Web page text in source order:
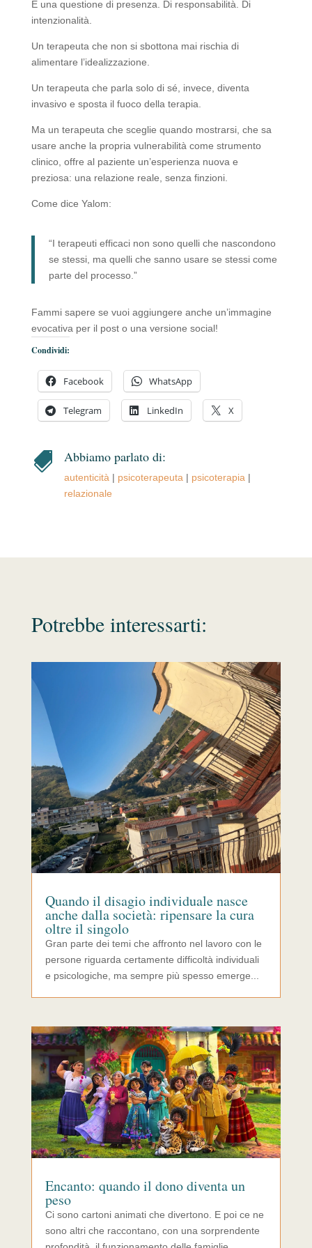
È una questione di presenza. Di responsabilità. Di
intenzionalità.
Un terapeuta che non si sbottona mai rischia di
alimentare l’idealizzazione.
Un terapeuta che parla solo di sé, invece, diventa
invasivo e sposta il fuoco della terapia.
Ma un terapeuta che sceglie quando mostrarsi, che sa
usare anche la propria vulnerabilità come strumento
clinico, offre al paziente un’esperienza nuova e
preziosa: una relazione reale, senza finzioni.
Come dice Yalom:
“I terapeuti efficaci non sono quelli che nascondono
se stessi, ma quelli che sanno usare se stessi come
parte del processo.”
Fammi sapere se vuoi aggiungere anche un’immagine
evocativa per il post o una versione social!
Condividi:
Facebook WhatsApp
Telegram LinkedIn X
 Abbiamo parlato di:
autenticità | psicoterapeuta | psicoterapia |
relazionale
Potrebbe interessarti:
Quando il disagio individuale nasce
anche dalla società: ripensare la cura
oltre il singolo
Gran parte dei temi che affronto nel lavoro con le
persone riguarda certamente difficoltà individuali
e psicologiche, ma sempre più spesso emerge...
Encanto: quando il dono diventa un
peso
Ci sono cartoni animati che divertono. E poi ce ne
sono altri che raccontano, con una sorprendente